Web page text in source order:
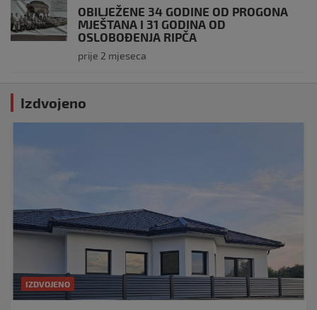
OBILJEŽENE 34 GODINE OD PROGONA
MJEŠTANA I 31 GODINA OD
OSLOBOĐENJA RIPČA
prije 2 mjeseca
Izdvojeno
IZDVOJENO